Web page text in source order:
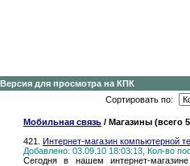
Версия для просмотра на КПК
Сортировать по:
Мобильная связь / Магазины (всего
421. Интернет-магазин компьютерной
Добавлено: 03.09.10 18:03:13, Кол-во
Сегодня в нашем интернет-